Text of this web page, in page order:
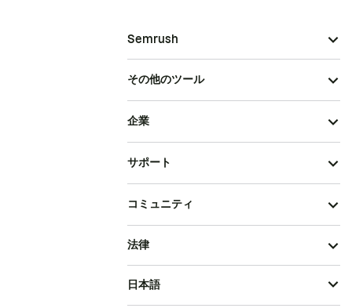
Semrush
その他のツール
企業
サポート
コミュニティ
法律
日本語